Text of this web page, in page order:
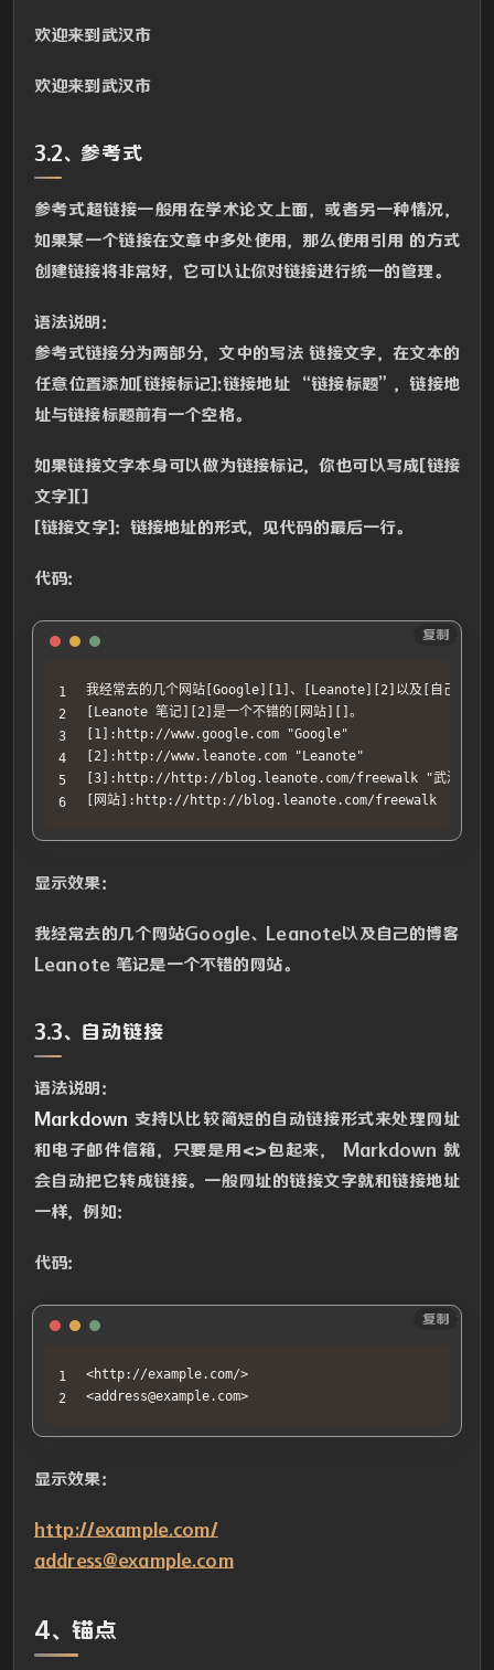
欢迎来到武汉市
欢迎来到武汉市
3.2、参考式
参考式超链接一般用在学术论文上面，或者另一种情况，
如果某一个链接在文章中多处使用，那么使用引用 的方式
创建链接将非常好，它可以让你对链接进行统一的管理。
语法说明：
参考式链接分为两部分，文中的写法 链接文字，在文本的
任意位置添加[链接标记]:链接地址 “链接标题”，链接地
址与链接标题前有一个空格。
如果链接文字本身可以做为链接标记，你也可以写成[链接
文字][]
[链接文字]：链接地址的形式，见代码的最后一行。
代码：
我经常去的几个网站[Google][1]、[Leanote][2]以及[自己的博
[Leanote 笔记][2]是一个不错的[网站][]。
[1]:http://www.google.com "Google"
[2]:http://www.leanote.com "Leanote"
[3]:http://http://blog.leanote.com/freewalk "武汉市"
[网站]:http://http://blog.leanote.com/freewalk
复制
Text
显示效果：
我经常去的几个网站Google、Leanote以及自己的博客
Leanote 笔记是一个不错的网站。
3.3、自动链接
语法说明：
Markdown 支持以比较简短的自动链接形式来处理网址
和电子邮件信箱，只要是用<>包起来， Markdown 就
会自动把它转成链接。一般网址的链接文字就和链接地址
一样，例如：
代码：
<http://example.com/>
<address@example.com>
复制
Text
显示效果：
http://example.com/
address@example.com
4、锚点